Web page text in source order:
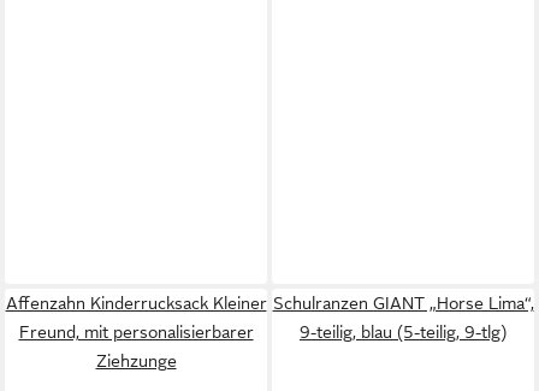
Affenzahn Kinderrucksack Kleiner
Freund, mit personalisierbarer
Ziehzunge
Schulranzen GIANT „Horse Lima“,
9-teilig, blau (5-teilig, 9-tlg)